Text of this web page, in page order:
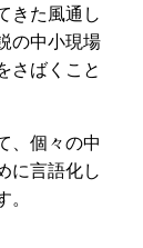
きた風通し
の中小現場
さばくこと
、個々の中
に言語化し
。